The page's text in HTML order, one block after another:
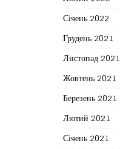
Січень 2022
Грудень 2021
Листопад 2021
Жовтень 2021
Березень 2021
Лютий 2021
Січень 2021